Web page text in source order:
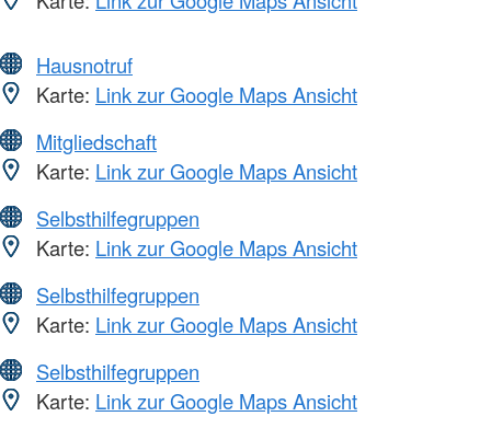
Hausnotruf
Karte: Link zur Google Maps Ansicht
Mitgliedschaft
Karte: Link zur Google Maps Ansicht
Selbsthilfegruppen
Karte: Link zur Google Maps Ansicht
Selbsthilfegruppen
Karte: Link zur Google Maps Ansicht
Selbsthilfegruppen
Karte: Link zur Google Maps Ansicht